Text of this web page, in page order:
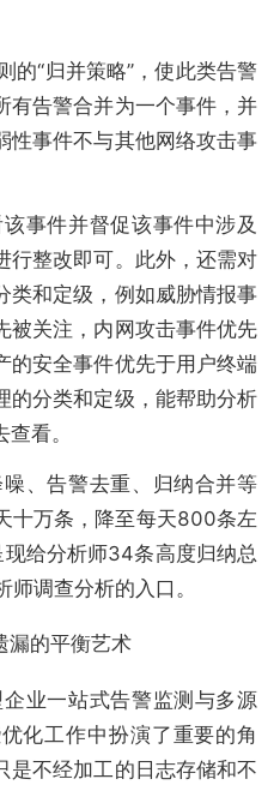
“归并策略”，使此类告警
有告警合并为一个事件，并
性事件不与其他网络攻击事
事件并督促该事件中涉及
行整改即可。此外，还需对
类和定级，例如威胁情报事
被关注，内网攻击事件优先
的安全事件优先于用户终端
的分类和定级，能帮助分析
看。
、告警去重、归纳合并等
十万条，降至每天800条左
给分析师34条高度归纳总
调查分析的入口。
业一站式告警监测与多源
化工作中扮演了重要的角
是不经加工的日志存储和不